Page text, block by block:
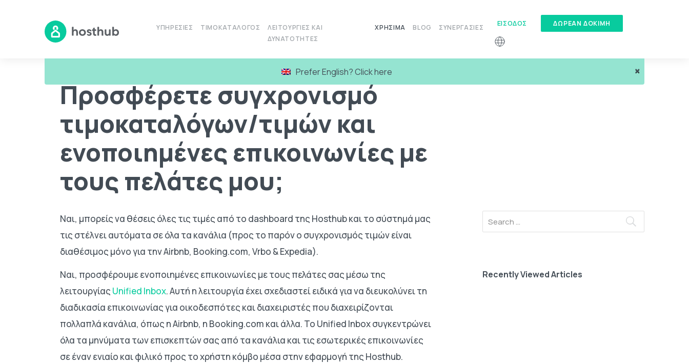
ΥΠΗΡΕΣΊΕΣ ΤΙΜΟΚΑΤΆΛΟΓΟΣ
ΛΕΙΤΟΥΡΓΊΕΣ ΚΑΙ
ΔΥΝΑΤΌΤΗΤΕΣ
ΧΡΉΣΙΜΑ BLOG ΣΥΝΕΡΓΑΣΊΕΣ ΕΊΣΟΔΟΣ ΔΏΡΕΑΝ ΔΟΚΙΜΉ
×
Prefer English? Click here
Προσφέρετε συγχρονισμό
τιμοκαταλόγων/τιμών και
ενοποιημένες επικοινωνίες με
τους πελάτες μου;
Ναι, μπορείς να θέσεις όλες τις τιμές από το dashboard της Hosthub και το σύστημά μας
τις στέλνει αυτόματα σε όλα τα κανάλια (προς το παρόν ο συγχρονισμός τιμών είναι
διαθέσιμος μόνο για την Airbnb, Booking.com, Vrbo & Expedia).
Ναι, προσφέρουμε ενοποιημένες επικοινωνίες με τους πελάτες σας μέσω της
λειτουργίας Unified Inbox. Αυτή η λειτουργία έχει σχεδιαστεί ειδικά για να διευκολύνει τη
διαδικασία επικοινωνίας για οικοδεσπότες και διαχειριστές που διαχειρίζονται
πολλαπλά κανάλια, όπως η Airbnb, η Booking.com και άλλα. Το Unified Inbox συγκεντρώνει
όλα τα μηνύματα των επισκεπτών σας από τα κανάλια και τις εσωτερικές επικοινωνίες
σε έναν ενιαίο και φιλικό προς το χρήστη κόμβο μέσα στην εφαρμογή της Hosthub.
Recently Viewed Articles